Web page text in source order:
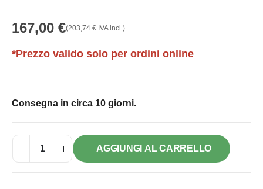
167,00 €(203,74 € IVA incl.)
*Prezzo valido solo per ordini online
Consegna in circa 10 giorni.
AGGIUNGI AL CARRELLO